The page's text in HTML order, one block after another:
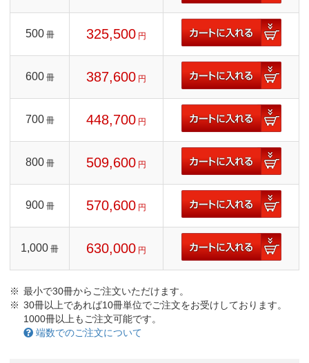
500 冊 325,500 円
600 冊 387,600 円
700 冊 448,700 円
800 冊 509,600 円
900 冊 570,600 円
1,000 冊 630,000 円
最小で30冊からご注文いただけます。
30冊以上であれば10冊単位でご注文をお受けしております。
1000冊以上もご注文可能です。
端数でのご注文について